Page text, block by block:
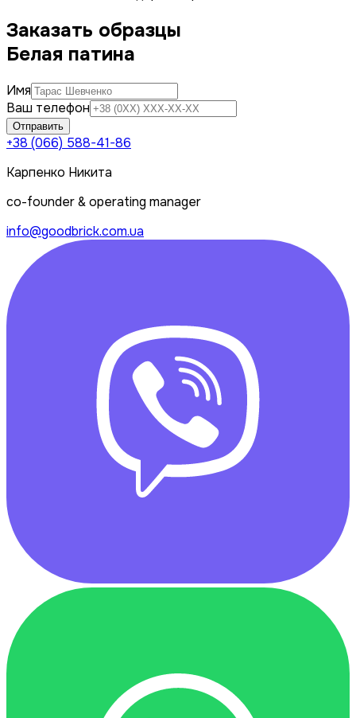
Заказать образцы
Белая патина
Имя
Ваш телефон
Отправить
+38 (066) 588-41-86
Карпенко Никита
co-founder & operating manager
info@goodbrick.com.ua